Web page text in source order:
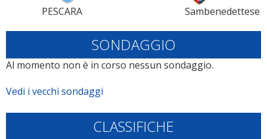
PESCARA Sambenedettese
SONDAGGIO
Al momento non è in corso nessun sondaggio.
Vedi i vecchi sondaggi
CLASSIFICHE